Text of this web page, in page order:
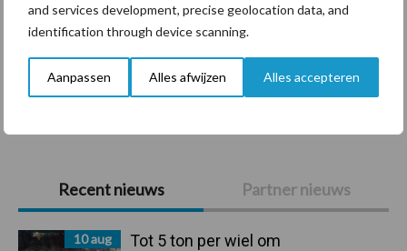
and services development, precise geolocation data, and
identification through device scanning.
Aanpassen Alles afwijzen Alles accepteren
Primaire
Sidebar
Recent nieuws Partner nieuws
10 aug
Tot 5 ton per wiel om
Toon meer